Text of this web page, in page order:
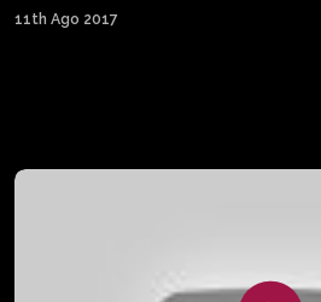
11th Ago 2017